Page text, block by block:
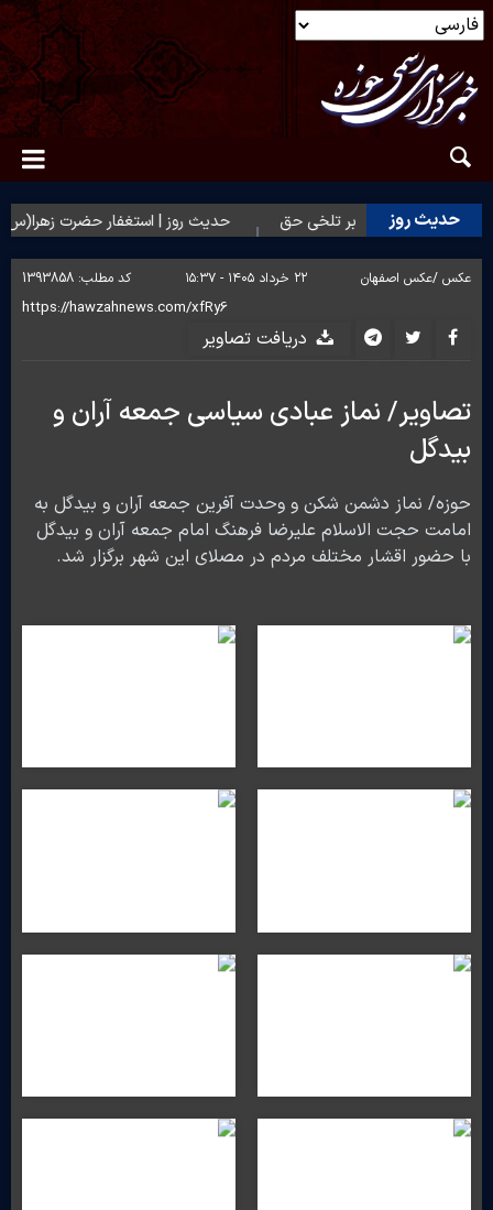
حدیث روز
روز | شکیبایی بر تلخی حق حدیث روز | استغفار حضرت زهرا(س)
عکس /عکس اصفهان ۲۲ خرداد ۱۴۰۵ - ۱۵:۳۷ کد مطلب: 1393858
دریافت تصاویر
تصاویر/ نماز عبادی سیاسی جمعه آران و
بیدگل
حوزه/ نماز دشمن شکن و وحدت آفرین جمعه آران و بیدگل به
امامت حجت الاسلام علیرضا فرهنگ امام جمعه آران و بیدگل
با حضور اقشار مختلف مردم در مصلای این شهر برگزار شد.